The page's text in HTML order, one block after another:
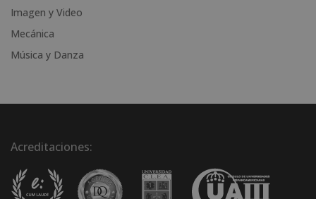
Imagen y Video
Mecánica
Música y Danza
Acreditaciones: